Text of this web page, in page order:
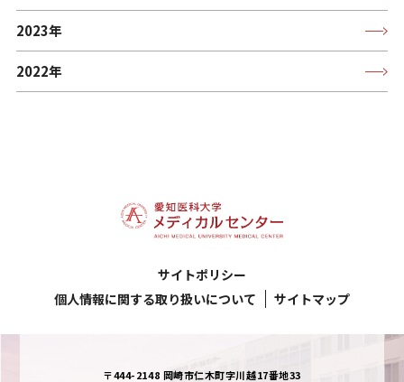
2023年
2022年
サイトポリシー
個人情報に関する取り扱いについて
サイトマップ
〒444-2148 岡崎市仁木町字川越17番地33